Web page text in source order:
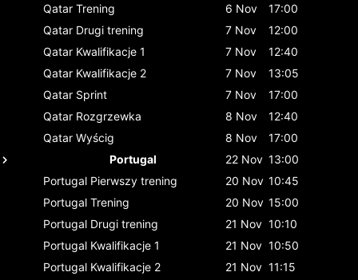
Qatar Trening 6 Nov
17:00
Qatar Drugi trening 7 Nov
12:00
Qatar Kwalifikacje 1 7 Nov
12:40
Qatar Kwalifikacje 2 7 Nov
13:05
Qatar Sprint 7 Nov
17:00
Qatar Rozgrzewka 8 Nov
12:40
Qatar Wyścig 8 Nov
17:00
Portugal
22 Nov 13:00
Portugal Pierwszy trening 20 Nov 10:45
Portugal Trening 20 Nov 15:00
Portugal Drugi trening 21 Nov 10:10
Portugal Kwalifikacje 1 21 Nov 10:50
Portugal Kwalifikacje 2 21 Nov 11:15